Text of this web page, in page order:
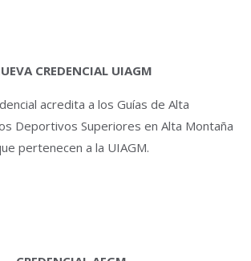
CREDENCIAL UIAGM
acredita a los Guías de Alta
Deportivos Superiores en Alta Montaña
pertenecen a la UIAGM.